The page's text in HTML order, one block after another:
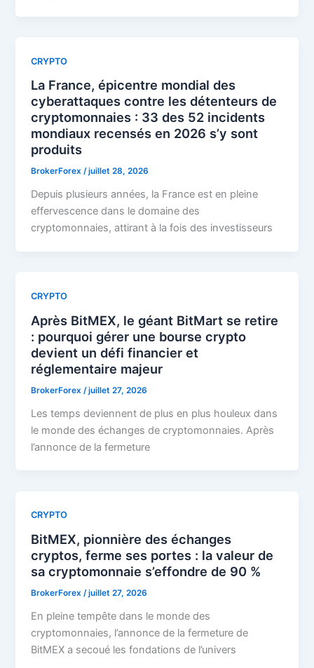
CRYPTO
La France, épicentre mondial des
cyberattaques contre les détenteurs de
cryptomonnaies : 33 des 52 incidents
mondiaux recensés en 2026 s’y sont
produits
BrokerForex/juillet 28, 2026
Depuis plusieurs années, la France est en pleine
effervescence dans le domaine des
cryptomonnaies, attirant à la fois des investisseurs
CRYPTO
Après BitMEX, le géant BitMart se retire
: pourquoi gérer une bourse crypto
devient un défi financier et
réglementaire majeur
BrokerForex /juillet 27, 2026
Les temps deviennent de plus en plus houleux dans
le monde des échanges de cryptomonnaies. Après
l’annonce de la fermeture
CRYPTO
BitMEX, pionnière des échanges
cryptos, ferme ses portes : la valeur de
sa cryptomonnaie s’effondre de 90 %
BrokerForex/juillet 27, 2026
En pleine tempête dans le monde des
cryptomonnaies, l’annonce de la fermeture de
BitMEX a secoué les fondations de l’univers